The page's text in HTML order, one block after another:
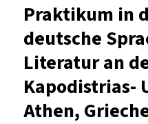
in
Praktikum in
deutsche
Literatur an
Kapodistrias-
Athen,